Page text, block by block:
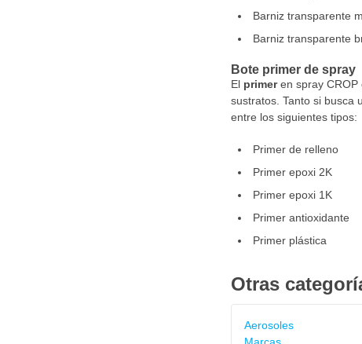
Barniz transparente
Barniz transparente
Bote primer de spray
El primeren spray CROP
sustratos. Tanto si busca
entre los siguientes tipos:
Primer de relleno
Primer epoxi 2K
Primer epoxi 1K
Primer antioxidante
Primer plástica
Otras
Aerosoles